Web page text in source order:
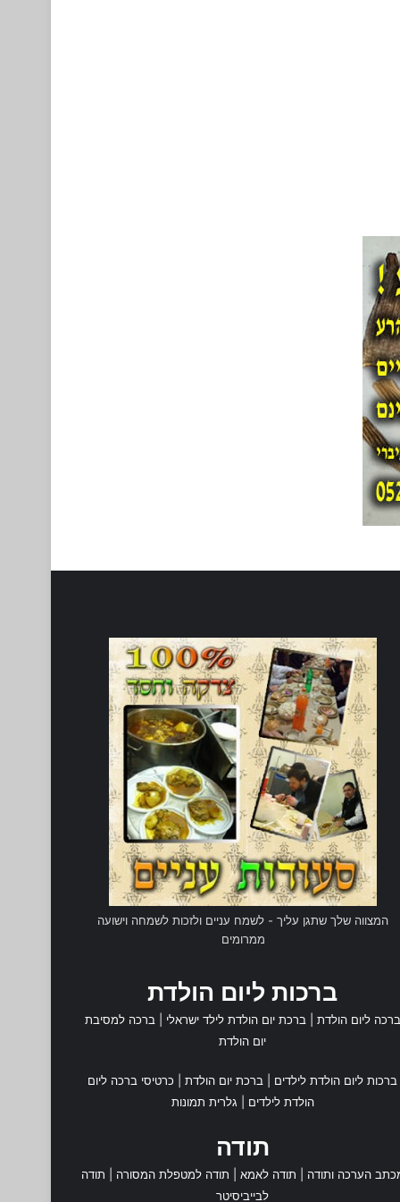
המצווה שלך שתגן עליך - לשמח עניים ולזכות לשמחה וישועה
ממרומים
ברכות ליום הולדת
ברכה ליום הולדת ברכת יום הולדת לילד ישראלי
ברכה למסיבת
יום הולדת
ברכות ליום הולדת לילדים ברכת יום הולדת| כרטיסי ברכה ליום
הולדת לילדים
גלרית תמונות
תודה
הערכה ותודה תודה לאמא תודה למטפלת המסורה
תודה
לבייביסיטר